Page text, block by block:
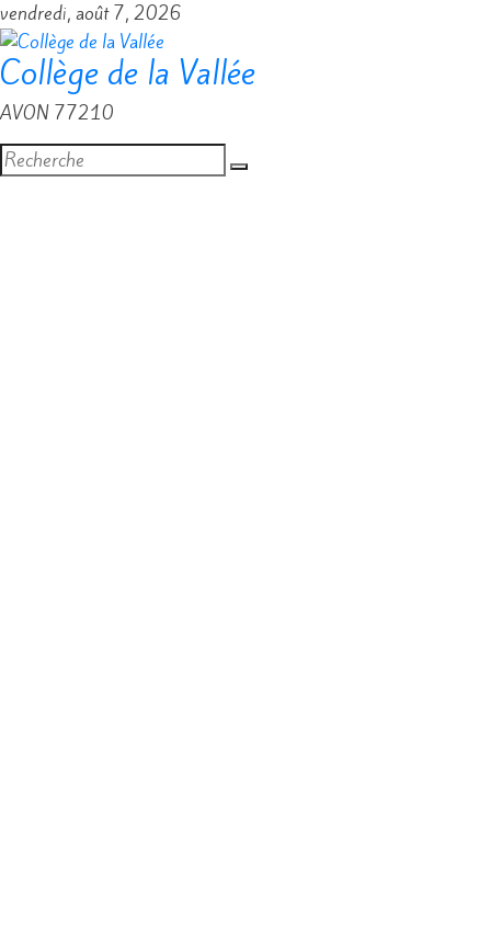
Passer
au
contenu
vendredi, août 7, 2026
Collège de la Vallée
AVON 77210